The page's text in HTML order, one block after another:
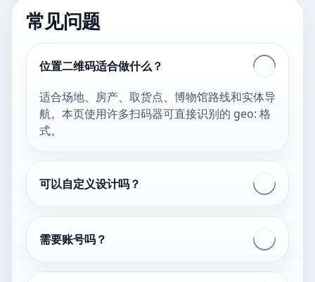
常见问题
位置二维码适合做什么？
适合场地、房产、取货点、博物馆路线和实体导
航。本页使用许多扫码器可直接识别的 geo: 格
式。
可以自定义设计吗？
需要账号吗？